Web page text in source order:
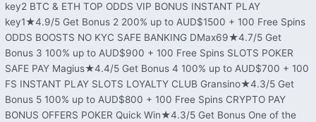
key2 BTC & ETH TOP ODDS VIP BONUS INSTANT PLAY
key1★4.9/5 Get Bonus 2 200% up to AUD$1500 + 100 Free Spins
ODDS BOOSTS NO KYC SAFE BANKING DMax69★4.7/5 Get
Bonus 3 100% up to AUD$900 + 100 Free Spins SLOTS POKER
SAFE PAY Magius★4.4/5 Get Bonus 4 100% up to AUD$700 + 100
FS INSTANT PLAY SLOTS LOYALTY CLUB Gransino★4.3/5 Get
Bonus 5 100% up to AUD$800 + 100 Free Spins CRYPTO PAY
BONUS OFFERS POKER Quick Win★4.3/5 Get Bonus One of the